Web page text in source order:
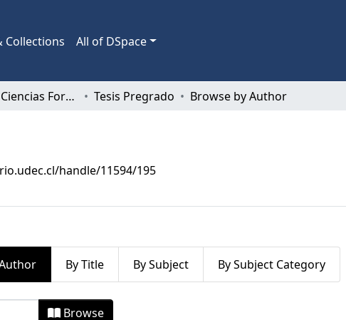
Collections All of DSpace
Facultad de Ciencias Forestales Tesis Pregrado Browse by Author
handle/11594/195
By Title By Subject By Subject Category
"Aguilera Soto, Vicente"
Browse